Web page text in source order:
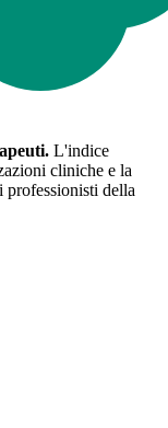
L'indice
cliniche e la
professionisti della